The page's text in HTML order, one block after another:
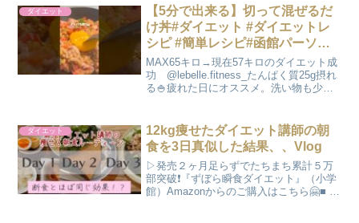
ダイエット
【5分で出来る】切って混ぜるだ
け丼#ダイエット #ダイエットレ
シピ #簡単レシピ#函館パーソナ
ルジム
MAX65キロ→現在57キロのダイエット成
功 @lebelle.fitness_たんぱく質25g摂れ
る🍚疲れた日にオススメ。洗い物も少な
トマト 半個 ・大葉 適...
ダイエット
12kg痩せたダイエット講師の朝
食を3日真似した結果、、Vlog
▷発売２ヶ月足らずでたちまち累計５万
部突破❗️『ずぼら瞬食ダイエット』（小学
館）Amazonからのご購入はこちら🤗■ 松